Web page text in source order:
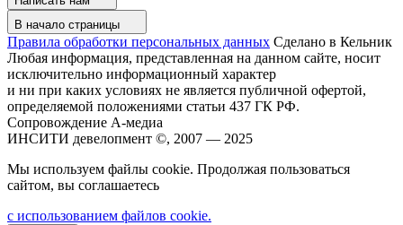
В начало страницы
Правила обработки персональных данных Сделано в Кельник
Любая информация, представленная на данном сайте, носит
исключительно информационный характер
и ни при каких условиях не является публичной офертой,
определяемой положениями статьи 437 ГК РФ.
Сопровождение А-медиа
ИНСИТИ девелопмент ©, 2007 — 2025
Мы используем файлы cookie. Продолжая пользоваться
сайтом, вы соглашаетесь
с использованием файлов cookie.